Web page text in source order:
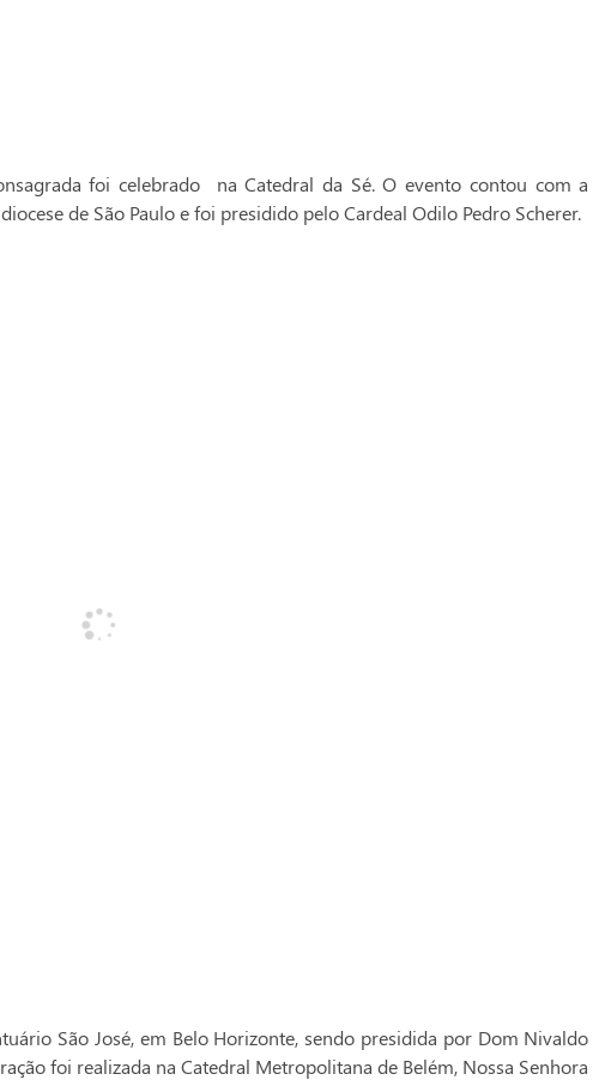
foi celebrado na Catedral da Sé. O evento contou com a
de São Paulo e foi presidido pelo Cardeal Odilo Pedro Scherer.
São José, em Belo Horizonte, sendo presidida por Dom Nivaldo
foi realizada na Catedral Metropolitana de Belém, Nossa Senhora